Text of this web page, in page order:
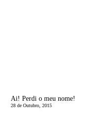
Ai! Perdi o meu nome!
28 de Outubro, 2015